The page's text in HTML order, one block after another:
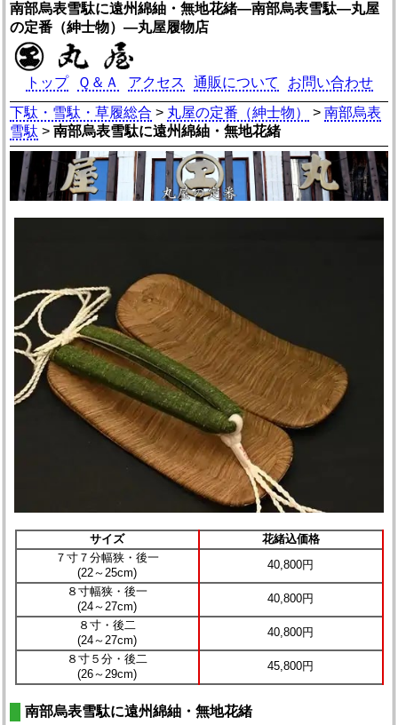
南部烏表雪駄に遠州綿紬・無地花緒―南部烏表雪駄―丸屋
の定番（紳士物）―丸屋履物店
トップ Ｑ＆Ａ アクセス 通販について
お問い合わせ
下駄・雪駄・草履総合 > 丸屋の定番（紳士物） >南部烏表
雪駄 >南部烏表雪駄に遠州綿紬・無地花緒
サイズ
花緒込価格
７寸７分幅狭・後一
(22～25cm)
40,800円
８寸幅狭・後一
(24～27cm)
40,800円
８寸・後二
(24～27cm)
40,800円
８寸５分・後二
(26～29cm)
45,800円
南部烏表雪駄に遠州綿紬・無地花緒